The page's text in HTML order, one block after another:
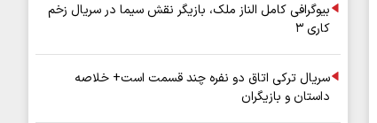
بیوگرافی کامل الناز ملک، بازیگر نقش سیما در سریال زخم
کاری ۳
سریال ترکی اتاق دو نفره چند قسمت است+ خلاصه
داستان و بازیگران